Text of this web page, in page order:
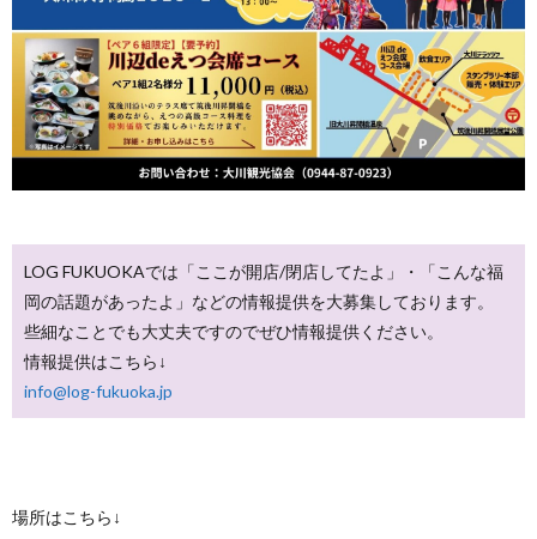
LOG FUKUOKAでは「ここが開店/閉店してたよ」・「こんな福
岡の話題があったよ」などの情報提供を大募集しております。
些細なことでも大丈夫ですのでぜひ情報提供ください。
情報提供はこちら↓
info@log-fukuoka.jp
場所はこちら↓